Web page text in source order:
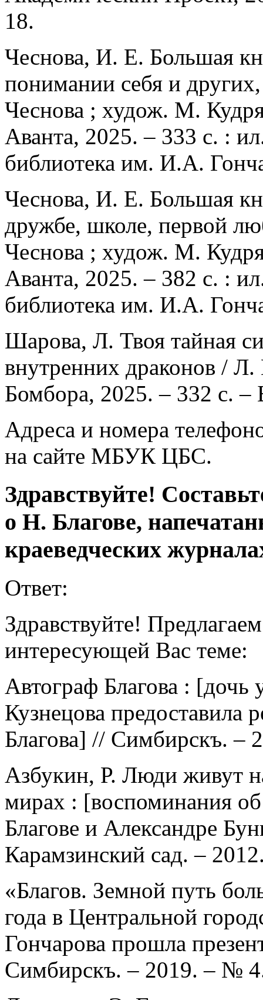
18.
Чеснова, И. Е. Большая
понимании себя и
Чеснова ; худож. М.
Аванта, 2025. – 333 с. :
библиотека им. И.А.
Чеснова, И. Е. Большая
дружбе, школе, первой
Чеснова ; худож. М.
Аванта, 2025. – 382 с. :
библиотека им. И.А.
Шарова, Л. Твоя тайная
внутренних драконов /
Бомбора, 2025. – 332 с.
Адреса и номера
на сайте МБУК ЦБС.
Здравствуйте!
о Н. Благове,
краеведческих
Ответ:
Здравствуйте!
интересующей Вас теме:
Автограф Благова : [дочь
Кузнецова предоставила
Благова] // Симбирскъ.
Азбукин, Р. Люди живут
мирах : [воспоминания
Благове и Александре
Карамзинский сад. –
«Благов. Земной путь
года в Центральной
Гончарова прошла
Симбирскъ. – 2019. – №